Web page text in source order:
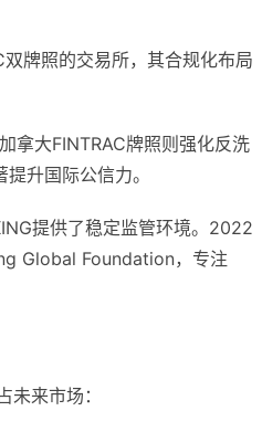
牌照的交易所，其合规化布局
拿大FINTRAC牌照则强化反洗
升国际公信力。
提供了稳定监管环境。2022
Global Foundation，专注
来市场：